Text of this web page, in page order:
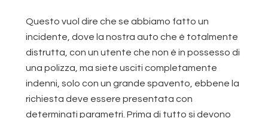
Questo vuol dire che se abbiamo fatto un
incidente, dove la nostra auto che è totalmente
distrutta, con un utente che non è in possesso di
una polizza, ma siete usciti completamente
indenni, solo con un grande spavento, ebbene la
richiesta deve essere presentata con
determinati parametri. Prima di tutto si devono